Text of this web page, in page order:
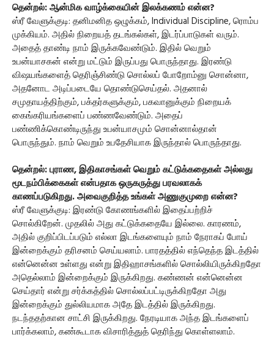
தென்றல்: ஆன்மிக வாழ்க்கையின் இலக்கணம் என்ன?
ஸ்ரீ வேளுக்குடி: தனிமனித ஒழுக்கம், Individual Discipline, ரொம்ப
முக்கியம். அதில் நிறையத் தடங்கல்கள், இடர்ப்பாடுகள் வரும்.
அதைத் தாண்டி நாம் இருக்கவேண்டும். இதில் வெறும்
உபன்யாசகன் என்று மட்டும் இருப்பது பொருந்தாது. இரண்டு
விஷயங்களைத் தெரிஞ்சிண்டு சொல்லப் போறோம்னு சொன்னா,
அதனோட அடிப்படையே தொண்டுசெய்தல். அதனால்
சமுதாயத்திற்கும், பக்தர்களுக்கும், பகவானுக்கும் நிறையக்
கைங்கரியங்களைப் பண்ணவேண்டும். அதைப்
பண்ணிக்கொண்டிருந்து உபன்யாசமும் சொன்னால்தான்
பொருந்தும். நாம் வெறும் உபதேசியாக இருந்தால் பொருந்தாது.
தென்றல்: புராண, இதிகாசங்கள் வெறும் கட்டுக்கதைகள் அல்லது
மூடநம்பிக்கைகள் என்பதாக ஒருகருத்து பரவலாகக்
காணப்படுகிறது. அவைகுறித்த உங்கள் அணுகுமுறை என்ன?
ஸ்ரீ வேளுக்குடி: இரண்டு கோணங்களில் இதைப்பற்றிச்
சொல்கிறேன். முதலில் அது கட்டுக்கதையே இல்லை. காரணம்,
அதில் குறிப்பிடப்படும் எல்லா இடங்களையும் நாம் நேராகப் போய்
இன்றைக்கும் தரிசனம் செய்யலாம். பாரதத்தில் எந்தெந்த இடத்தில்
என்னென்ன உள்ளது என்று இதிஹாசங்களில் சொல்லியிருக்கிறதோ
அதெல்லாம் இன்றைக்கும் இருக்கிறது. கண்ணன் என்னென்ன
செய்தார் என்று சர்க்கத்தில் சொல்லப்பட்டிருக்கிறதோ அது
இன்றைக்கும் துல்லியமாக அதே இடத்தில் இருக்கிறது.
நடந்ததற்கான சாட்சி இருக்கிறது. நேரடியாக அந்த இடங்களைப்
பார்க்கலாம், கண்கூடாக விசாரித்துத் தெரிந்து கொள்ளலாம்.